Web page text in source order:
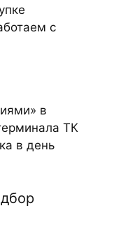
с
в
ТК
в день